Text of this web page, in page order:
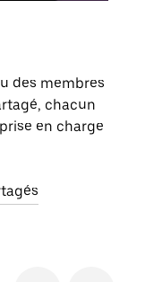
des membres
chacun
en charge